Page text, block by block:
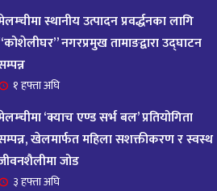
१६ गते सोमबारको राशिफल
२०८२ भदौ १२ गते बिहीवार, २८
२०८२ साल भाद्र १० गते, मंगलबार
स्थानीय उत्पादन प्रवर्द्धनका लागि
नगरप्रमुख तामाङद्वारा उद्घाटन
१ हफ्ता अघि
‘क्याच एण्ड सर्भ बल’ प्रतियोगिता
खेलमार्फत महिला सशक्तीकरण र स्वस्थ
जोड
३ हफ्ता अघि